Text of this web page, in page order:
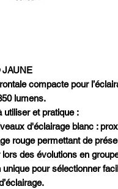
compacte pour
lumens.
utiliser et pratique :
d'éclairage blanc :
rouge permettant de
lors des évolutions en
unique pour sélectionner